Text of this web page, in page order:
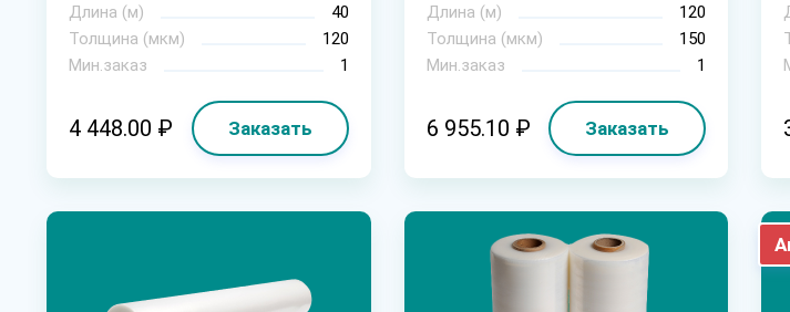
Длина (м)
40
Толщина (мкм)
120
Мин.заказ
1
4 448.00 ₽ Заказать
Длина (м)
120
Толщина (мкм)
150
Мин.заказ
1
6 955.10 ₽ Заказать